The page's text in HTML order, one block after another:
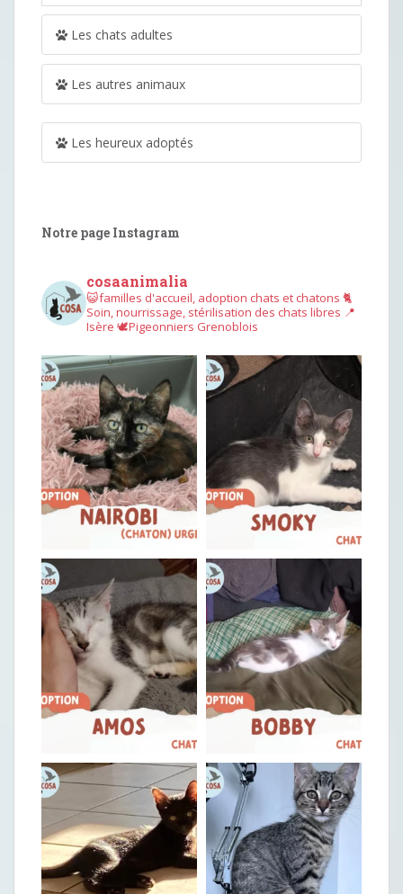
Les chats adultes
Les autres animaux
Les heureux adoptés
Notre page Instagram
cosaanimalia
😺familles d'accueil, adoption chats et chatons 🐈
Soin, nourrissage, stérilisation des chats libres 📍
Isère 🕊︎Pigeonniers Grenoblois